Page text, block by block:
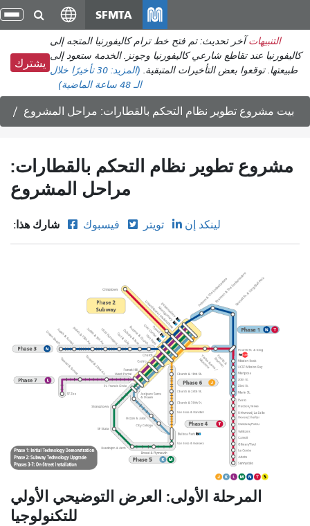
انتقل
إلى
المحتوى
الرئيسي
SFMTA
التنبيهات آخر تحديث: تم فتح خط ترام كاليفورنيا المتجه إلى
كاليفورنيا عند تقاطع شارعي كاليفورنيا وجونز. الخدمة ستعود إلى
طبيعتها. توقعوا بعض التأخيرات المتبقية. (المزيد: 30 تأخيرًا
خلال
الـ 48 ساعة الماضية)
يشترك
بيت مشروع تطوير نظام التحكم بالقطارات: مراحل المشروع
مشروع تطوير نظام التحكم بالقطارات:
مراحل المشروع
شارك هذا: فيسبوك تويتر لينكد إن
المرحلة الأولى: العرض التوضيحي الأولي
للتكنولوجيا